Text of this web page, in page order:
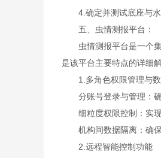
4.确定并测试底座与水
五、虫情测报平台：
虫情测报平台是一个集
是该平台主要特点的详细解
1.多角色权限管理与数
分账号登录与管理：确
细粒度权限控制：实现
机构间数据隔离：确保
2.远程智能控制功能